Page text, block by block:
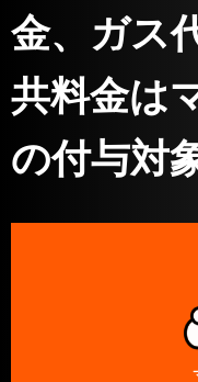
金、ガス
共料金は
の付与対